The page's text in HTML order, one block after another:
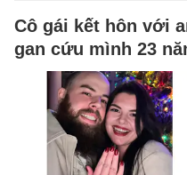
Cô gái kết hôn với
gan cứu mình 23